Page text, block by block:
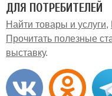
ДЛЯ ПОТРЕБИТЕЛЕЙ
Найти товары и услуги
Прочитать полезные
выставку